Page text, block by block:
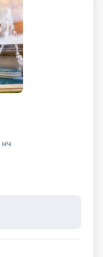
нч